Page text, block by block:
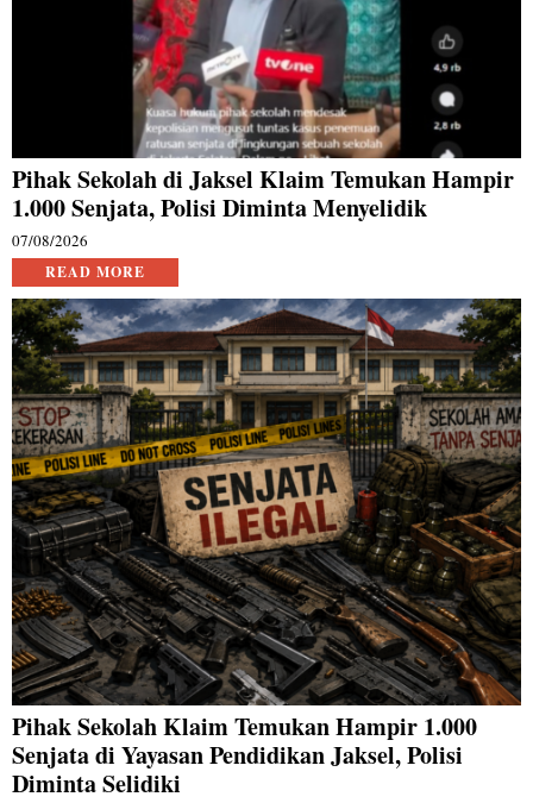
Pihak Sekolah di Jaksel Klaim Temukan Hampir
1.000 Senjata, Polisi Diminta Menyelidik
07/08/2026
READ MORE
Pihak Sekolah Klaim Temukan Hampir 1.000
Senjata di Yayasan Pendidikan Jaksel, Polisi
Diminta Selidiki